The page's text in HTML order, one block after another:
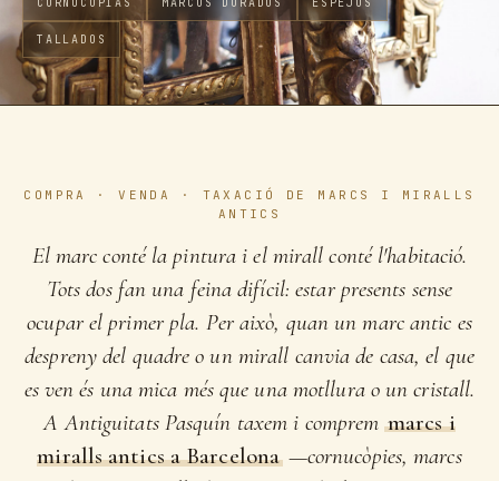
CORNUCOPIAS MARCOS DORADOS ESPEJOS
TALLADOS
COMPRA · VENDA · TAXACIÓ DE MARCS I MIRALLS
ANTICS
El marc conté la pintura i el mirall conté l'habitació.
Tots dos fan una feina difícil: estar presents sense
ocupar el primer pla. Per això, quan un marc antic es
despreny del quadre o un mirall canvia de casa, el que
es ven és una mica més que una motllura o un cristall.
A Antiguitats Pasquín taxem i compremmarcs i
miralls antics a Barcelona—cornucòpies, marcs